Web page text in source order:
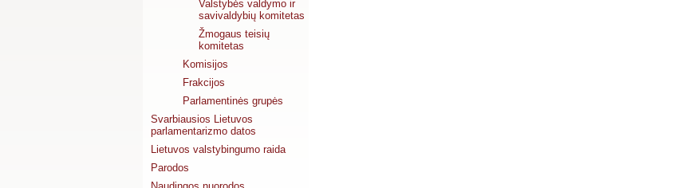
Valstybės valdymo ir
savivaldybių komitetas
Žmogaus teisių
komitetas
Komisijos
Frakcijos
Parlamentinės grupės
Svarbiausios Lietuvos
parlamentarizmo datos
Lietuvos valstybingumo raida
Parodos